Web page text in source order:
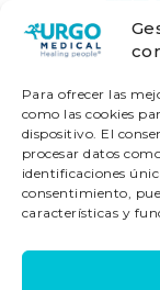
Para ofrecer las
como las cookies
dispositivo. El
procesar datos
identificaciones
consentimiento,
características y